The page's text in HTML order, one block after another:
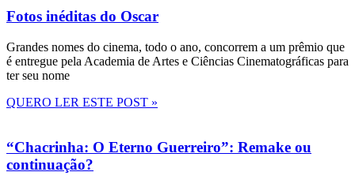
Fotos inéditas do Oscar
Grandes nomes do cinema, todo o ano, concorrem a um prêmio que
é entregue pela Academia de Artes e Ciências Cinematográficas para
ter seu nome
QUERO LER ESTE POST »
“Chacrinha: O Eterno Guerreiro”: Remake ou
continuação?